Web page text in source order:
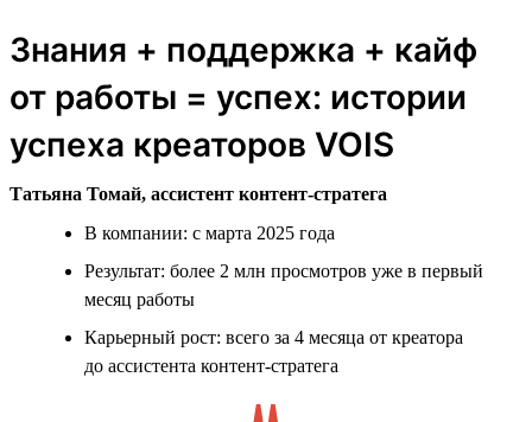
Знания + поддержка + кайф
от работы = успех: истории
успеха креаторов VOIS
Татьяна Томай, ассистент контент-стратега
В компании: с марта 2025 года
Результат: более 2 млн просмотров уже в первый
месяц работы
Карьерный рост: всего за 4 месяца от креатора
до ассистента контент-стратега